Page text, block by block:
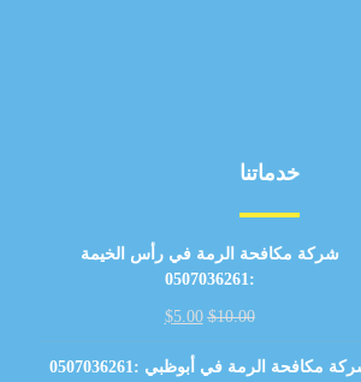
خدماتنا
شركة مكافحة الرمة في رأس الخيمة
:0507036261
$10.00
$5.00
مكافحة الرمة في أبوظبي :0507036261